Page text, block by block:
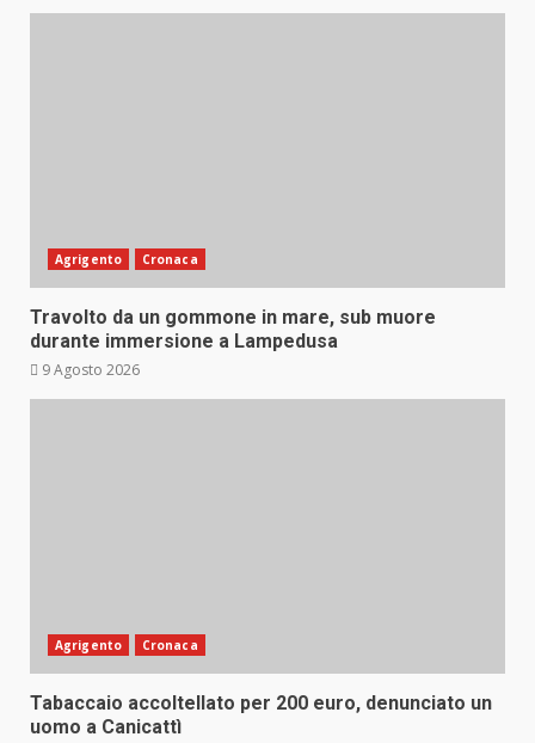
Agrigento Cronaca
Travolto da un gommone in mare, sub muore
durante immersione a Lampedusa
9 Agosto 2026
Agrigento Cronaca
Tabaccaio accoltellato per 200 euro, denunciato un
uomo a Canicattì